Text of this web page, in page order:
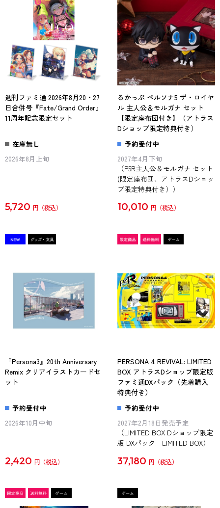
週刊ファミ通 2026年8月20・27
日合併号『Fate/Grand Order』
11周年記念限定セット
在庫無し
2026年8月上旬
5,720 円
るかっぷ ペルソナ5 ザ・ロイヤ
ル 主人公＆モルガナ セット
【限定座布団付き】（アトラス
Dショップ限定特典付き）
予約受付中
2027年4月下旬
（P5R主人公＆モルガナ セット
(限定座布団、アトラスDショッ
プ限定特典付き））
10,010 円
『Persona3』20th Anniversary
Remix クリアイラストカードセ
ット
予約受付中
2026年10月中旬
2,420 円
PERSONA 4 REVIVAL: LIMITED
BOX アトラスDショップ限定版
ファミ通DXパック（先着購入
特典付き）
予約受付中
2027年2月18日発売予定
（LIMITED BOX Dショップ限定
版 DXパック LIMITED BOX）
37,180 円